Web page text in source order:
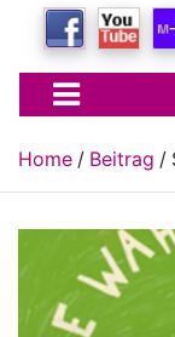
Home Beitrag